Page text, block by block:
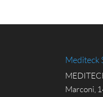
Mediteck
Marconi,